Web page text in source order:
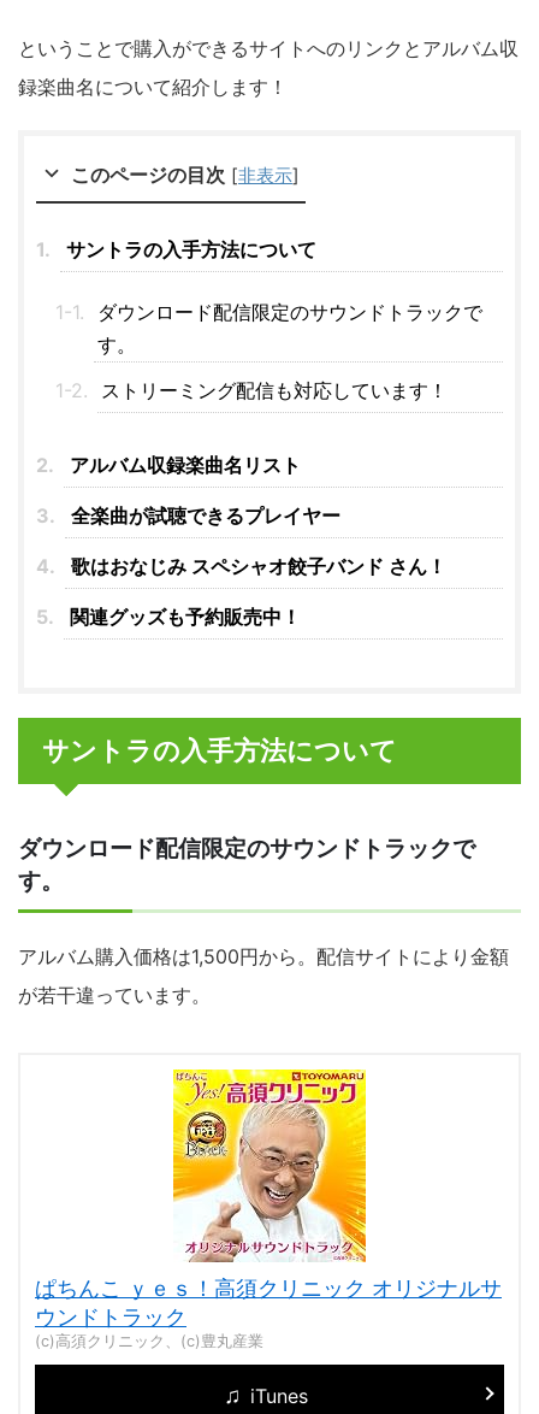
ということで購入ができるサイトへのリンクとアルバム収
録楽曲名について紹介します！
このページの目次 [非表示]
サントラの入手方法について
ダウンロード配信限定のサウンドトラックで
す。
ストリーミング配信も対応しています！
アルバム収録楽曲名リスト
全楽曲が試聴できるプレイヤー
歌はおなじみ スペシャオ餃子バンド さん！
関連グッズも予約販売中！
サントラの入手方法について
ダウンロード配信限定のサウンドトラックで
す。
アルバム購入価格は1,500円から。配信サイトにより金額
が若干違っています。
ぱちんこ ｙｅｓ！高須クリニック オリジナルサ
ウンドトラック
(c)高須クリニック、(c)豊丸産業
iTunes